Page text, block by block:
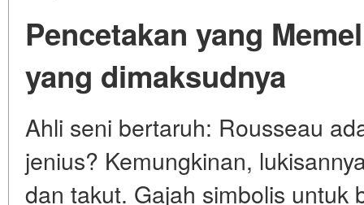
Pencetakan yang
yang dimaksudnya
Ahli seni bertaruh: Rousseau
jenius? Kemungkinan,
dan takut. Gajah simbolis untuk